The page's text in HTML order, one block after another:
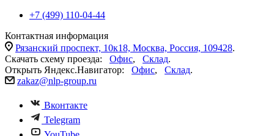
+7 (499) 110-04-44
Контактная информация
Рязанский проспект, 10к18, Москва, Россия, 109428.
Скачать схему проезда: Офис, Склад.
Открыть Яндекс.Навигатор: Офис, Склад.
zakaz@nlp-group.ru
Вконтакте
Telegram